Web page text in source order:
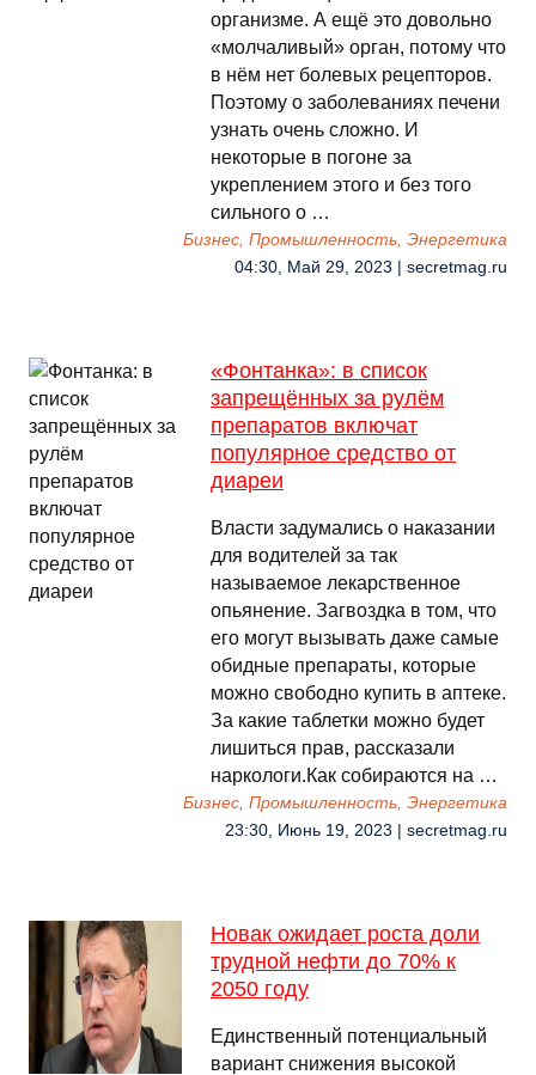
организме. А ещё это довольно
«молчаливый» орган, потому что
в нём нет болевых рецепторов.
Поэтому о заболеваниях печени
узнать очень сложно. И
некоторые в погоне за
укреплением этого и без того
сильного о …
Бизнес, Промышленность, Энергетика
04:30, Май 29, 2023 | secretmag.ru
«Фонтанка»: в список
запрещённых за рулём
препаратов включат
популярное средство от
диареи
Власти задумались о наказании
для водителей за так
называемое лекарственное
опьянение. Загвоздка в том, что
его могут вызывать даже самые
обидные препараты, которые
можно свободно купить в аптеке.
За какие таблетки можно будет
лишиться прав, рассказали
наркологи.Как собираются на …
Бизнес, Промышленность, Энергетика
23:30, Июнь 19, 2023 | secretmag.ru
Новак ожидает роста доли
трудной нефти до 70% к
2050 году
Единственный потенциальный
вариант снижения высокой